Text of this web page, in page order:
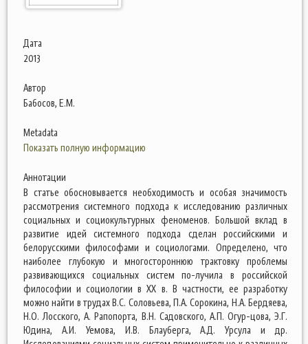
Дата
2013
Автор
Бабосов, Е.М.
Metadata
Показать полную информацию
Аннотации
В статье обосновывается необходимость и особая значимость
рассмотрения системного подхода к исследованию различных
социальных и социокультурных феноменов. Большой вклад в
развитие идей системного подхода сделан российскими и
белорусскими философами и социологами. Определено, что
наиболее глубокую и многостороннюю трактовку проблемы
развивающихся социальных систем по-лучила в российской
философии и социологии в ХХ в. В частности, ее разработку
можно найти в трудах В.С. Соловьева, П.А. Сорокина, Н.А. Бердяева,
Н.О. Лосского, А. Рапопорта, В.Н. Садовского, А.П. Огур-цова, Э.Г.
Юдина, А.И. Уемова, И.В. Блауберга, А.Д. Урсула и др.